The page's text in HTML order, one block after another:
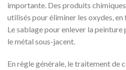
importante. Des produits
utilisés pour éliminer les oxydes,
Le sablage pour enlever la
le métal sous-jacent.
En règle générale, le traitement de